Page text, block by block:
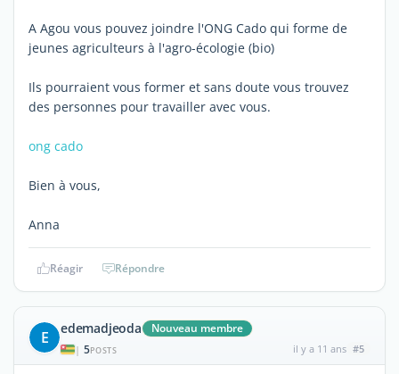
A Agou vous pouvez joindre l'ONG Cado qui forme de
jeunes agriculteurs à l'agro-écologie (bio)
Ils pourraient vous former et sans doute vous trouvez
des personnes pour travailler avec vous.
ong cado
Bien à vous,
Anna
Réagir Répondre
E edemadjeoda Nouveau membre
| 5POSTS il y a 11 ans #5